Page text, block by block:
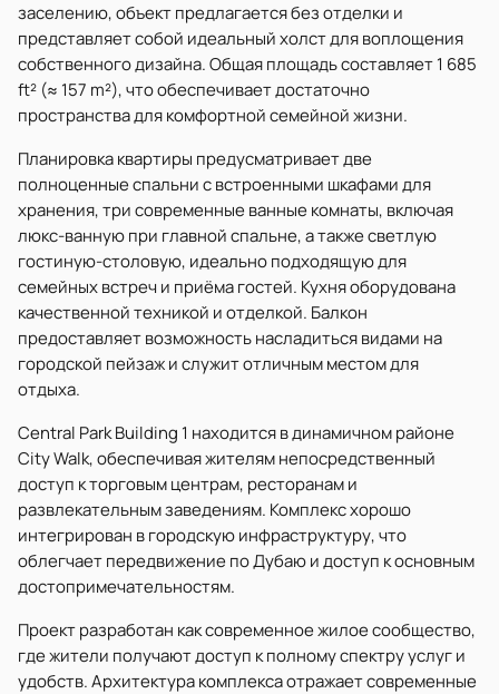
заселению, объект предлагается без отделки и
представляет собой идеальный холст для воплощения
собственного дизайна. Общая площадь составляет 1 685
ft² (≈ 157 m²), что обеспечивает достаточно
пространства для комфортной семейной жизни.
Планировка квартиры предусматривает две
полноценные спальни с встроенными шкафами для
хранения, три современные ванные комнаты, включая
люкс-ванную при главной спальне, а также светлую
гостиную-столовую, идеально подходящую для
семейных встреч и приёма гостей. Кухня оборудована
качественной техникой и отделкой. Балкон
предоставляет возможность насладиться видами на
городской пейзаж и служит отличным местом для
отдыха.
Central Park Building 1 находится в динамичном районе
City Walk, обеспечивая жителям непосредственный
доступ к торговым центрам, ресторанам и
развлекательным заведениям. Комплекс хорошо
интегрирован в городскую инфраструктуру, что
облегчает передвижение по Дубаю и доступ к основным
достопримечательностям.
Проект разработан как современное жилое сообщество,
где жители получают доступ к полному спектру услуг и
удобств. Архитектура комплекса отражает современные